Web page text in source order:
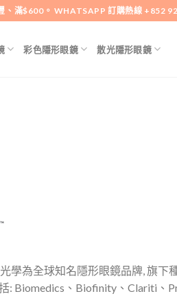
、滿$600。 WHATSAPP 訂購熱線 +852
彩色隱形眼鏡 散光隱形眼鏡
學為全球知名隱形眼鏡品牌, 旗
: Biomedics、Biofinity、Clariti、